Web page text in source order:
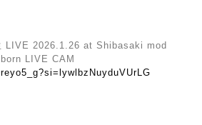
LIVE 2026.1.26 at Shibasaki mod
LIVE CAM